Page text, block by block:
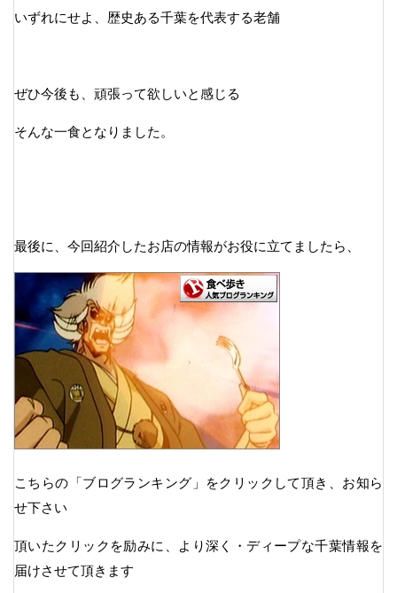
いずれにせよ、歴史ある千葉を代表する老舗
ぜひ今後も、頑張って欲しいと感じる
そんな一食となりました。
最後に、今回紹介したお店の情報がお役に立てましたら、
こちらの「ブログランキング」をクリックして頂き、お知ら
せ下さい
頂いたクリックを励みに、より深く・ディープな千葉情報を
届けさせて頂きます